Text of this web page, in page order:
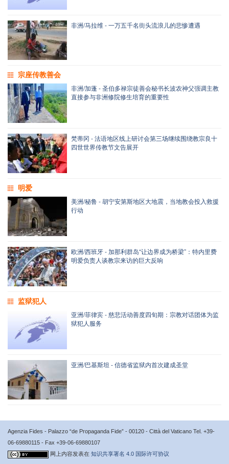
非洲/马拉维 - 一万五千名街头流浪儿的悲惨遭遇
宗座传教善会
非洲/加蓬 - 圣伯多禄宗徒善会秘书长波农神父强调主教
直接参与非洲修院修生培育的重要性
梵蒂冈 - 法语地区线上研讨会第三场继续围绕教宗良十
四世世界传教节文告展开
明爱
美洲/秘鲁 - 胡宁安第斯地区大地震，当地教会投入救援
行动
欧洲/西班牙 - 加那利群岛“让边界成为桥梁”：特内里费
明爱负责人谈教宗来访的巨大反响
监狱犯人
亚洲/菲律宾 - 慈悲活动善度四旬期：宗教对话团体为监
狱犯人服务
亚洲/巴基斯坦 - 信德省监狱内首次建成圣堂
Agenzia Fides - Palazzo “de Propaganda Fide” - 00120 - Città del Vaticano Tel. +39-
06-69880115 - Fax +39-06-69880107
网上内容发表在 知识共享署名 4.0 国际许可协议